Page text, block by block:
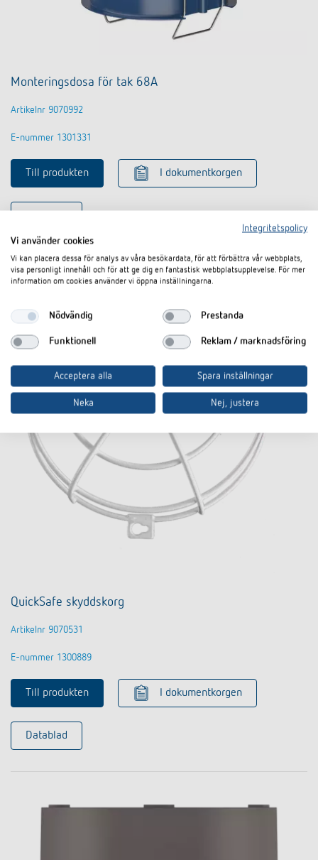
Monteringsdosa för tak 68A
Artikelnr 9070992
E-nummer 1301331
Till produkten I dokumentkorgen
QuickSafe skyddskorg
Artikelnr 9070531
E-nummer 1300889
Till produkten I dokumentkorgen
Datablad
Integritetspolicy
Vi använder cookies
Vi kan placera dessa för analys av våra besökardata, för att förbättra vår webbplats,
visa personligt innehåll och för att ge dig en fantastisk webbplatsupplevelse. För mer
information om cookies använder vi öppna inställningarna.
Nödvändig Prestanda
Funktionell Reklam / marknadsföring
Acceptera alla Spara inställningar
Neka Nej, justera